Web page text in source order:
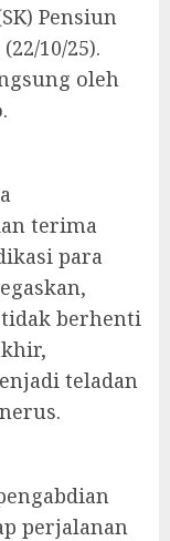
Pensiun
10/25).
oleh
terima
para
berhenti
teladan
perjalanan